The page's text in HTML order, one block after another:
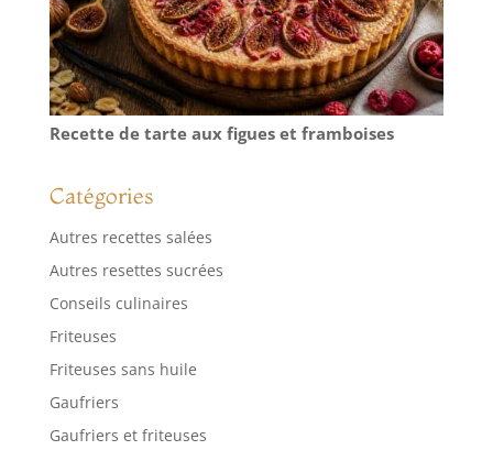
Recette de tarte aux figues et framboises
Catégories
Autres recettes salées
Autres resettes sucrées
Conseils culinaires
Friteuses
Friteuses sans huile
Gaufriers
Gaufriers et friteuses